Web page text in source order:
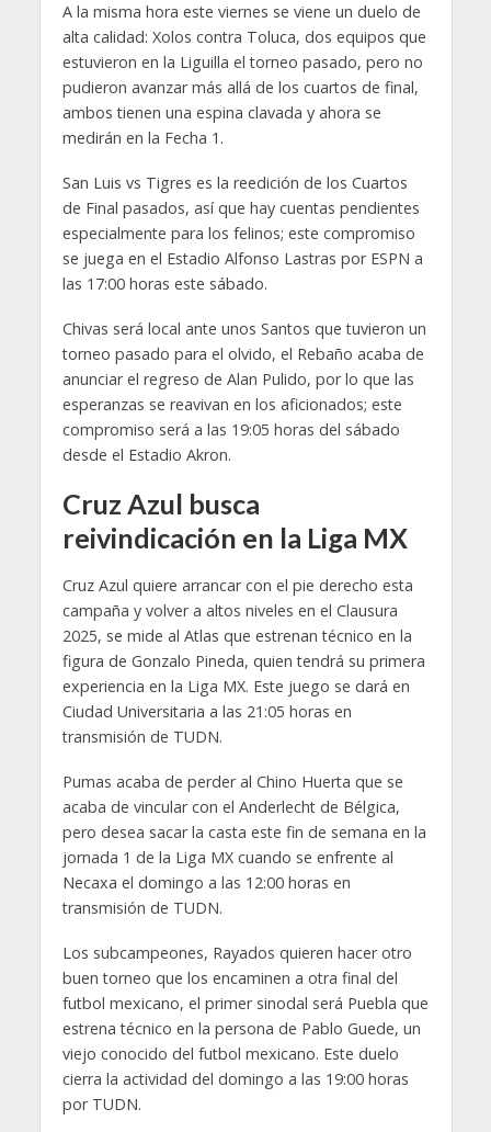
A la misma hora este viernes se viene un duelo de
alta calidad: Xolos contra Toluca, dos equipos que
estuvieron en la Liguilla el torneo pasado, pero no
pudieron avanzar más allá de los cuartos de final,
ambos tienen una espina clavada y ahora se
medirán en la Fecha 1.
San Luis vs Tigres es la reedición de los Cuartos
de Final pasados, así que hay cuentas pendientes
especialmente para los felinos; este compromiso
se juega en el Estadio Alfonso Lastras por ESPN a
las 17:00 horas este sábado.
Chivas será local ante unos Santos que tuvieron un
torneo pasado para el olvido, el Rebaño acaba de
anunciar el regreso de Alan Pulido, por lo que las
esperanzas se reavivan en los aficionados; este
compromiso será a las 19:05 horas del sábado
desde el Estadio Akron.
Cruz Azul busca
reivindicación en la Liga MX
Cruz Azul quiere arrancar con el pie derecho esta
campaña y volver a altos niveles en el Clausura
2025, se mide al Atlas que estrenan técnico en la
figura de Gonzalo Pineda, quien tendrá su primera
experiencia en la Liga MX. Este juego se dará en
Ciudad Universitaria a las 21:05 horas en
transmisión de TUDN.
Pumas acaba de perder al Chino Huerta que se
acaba de vincular con el Anderlecht de Bélgica,
pero desea sacar la casta este fin de semana en la
jornada 1 de la Liga MX cuando se enfrente al
Necaxa el domingo a las 12:00 horas en
transmisión de TUDN.
Los subcampeones, Rayados quieren hacer otro
buen torneo que los encaminen a otra final del
futbol mexicano, el primer sinodal será Puebla que
estrena técnico en la persona de Pablo Guede, un
viejo conocido del futbol mexicano. Este duelo
cierra la actividad del domingo a las 19:00 horas
por TUDN.